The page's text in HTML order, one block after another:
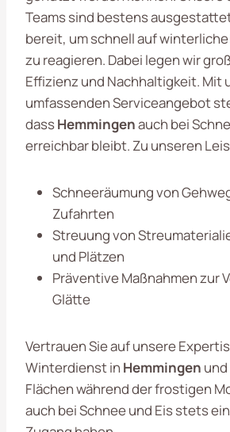
Teams sind bestens
bereit, um schnell auf
zu reagieren. Dabei legen wir
Effizienz und Nachhaltigkeit. Mit
umfassenden Serviceangebot
dassHemmingenauch bei
erreichbar bleibt. Zu unseren
Schneeräumung von
Zufahrten
Streuung von
und Plätzen
Präventive Maßnahmen zur
Glätte
Vertrauen Sie auf unsere
Winterdienst in Hemmingen
Flächen während der frostigen
auch bei Schnee und Eis stets